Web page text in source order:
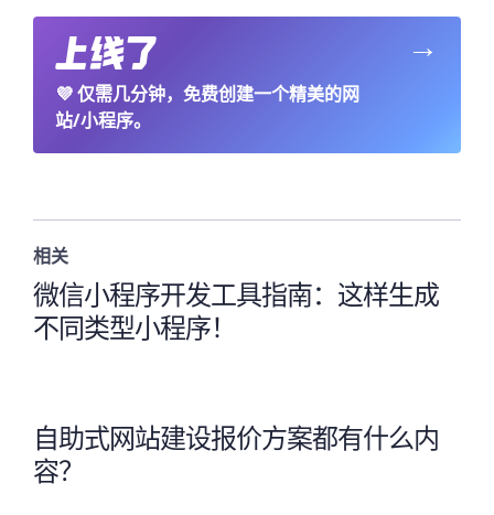
💜仅需几分钟，免费创建一个精美的网
站/小程序。
→
相关
微信小程序开发工具指南：这样生成
不同类型小程序！
自助式网站建设报价方案都有什么内
容？